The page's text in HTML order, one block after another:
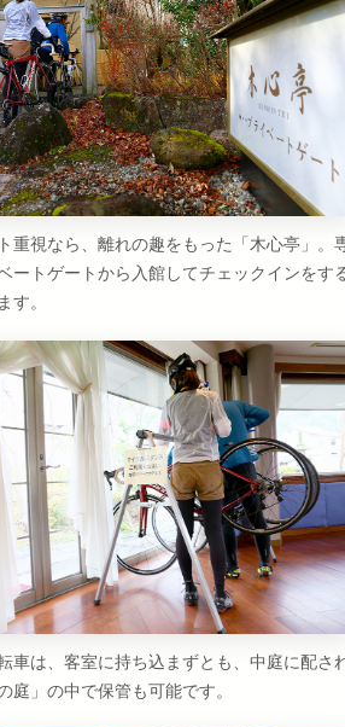
重視なら、離れの趣をもった「木心亭」。
ートゲートから入館してチェックインをす
す。
車は、客室に持ち込まずとも、中庭に配さ
庭」の中で保管も可能です。